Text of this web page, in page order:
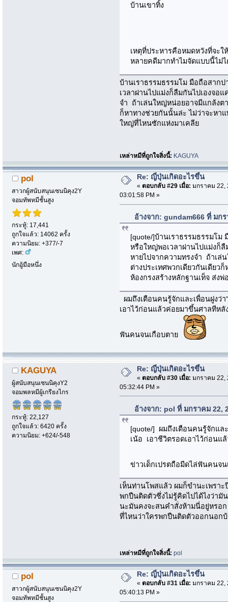
บ้านเขาทิ้ง
เหตุที่ประหารคือหมดหวังที่จะ
หลายคดีมากทำไมจัดแบบนี้ไม่ไ
บ้านเราธรรมธรรมโม มือถือสาก
เวลาผ่านไปแม่งก็ลืมกันไปเองจอ
จำ ถ้าเล่นใหญ่หน่อยอาจมีแกล้งต
ก็หาทางช่วยกันนั้นล่ะ ไม่ว่าจะหา
ใหญ่ที่ไหนซักแห่งมาเคลีย
เหล่าหมีที่ถูกใจสิ่งนี้: KAGUYA
pol
สาวกผู้สนับสนุนเซนนิคุง2Y
จอมทัพหมีชั้นสูง
กระทู้: 17,441
ถูกใจแล้ว: 14062 ครั้ง
ความนิยม: +377/-7
เพศ:
นักอู้มือหนึ่ง
Re: ญี่ปุ่นเกิดอะไรขึ้น
« ตอบกลับ #29 เมื่อ: มกราคม 22,
03:01:58 PM »
อ้างจาก: gundam666 ที่ มก
[quote/]บ้านเราธรรมธรรมโม
หรือใหญ่พอเวลาผ่านไปแม่งก็ลื
หายไปจากความทรงจำ ถ้าเล่
ต่างประเทศพวกเดียวกันเดียว
ห้องกรงสร้างหลักฐานเท็จ ส่ง
ผมถึงเตือนคนรู้จักและเพื่อนฝูงว่
เอาไว้ก่อนแล้วค่อยมาขึ้นศาลทีห
ฟันคนจนเกือบตาย
KAGUYA
ผู้สนับสนุนเซนนิคุงY2
จอมพลหมีผู้เกรียงไกร
กระทู้: 22,127
ถูกใจแล้ว: 6420 ครั้ง
ความนิยม: +624/-548
Re: ญี่ปุ่นเกิดอะไรขึ้น
« ตอบกลับ #30 เมื่อ: มกราคม 22,
05:32:44 PM »
อ้างจาก: pol ที่ มกราคม 22,
[quote/] ผมถึงเตือนคนรู้จักแล
เน้อ เอาชีวิตรอดเอาไว้ก่อน
ข่าวเด็กเปรตถือมีดไล่ฟันคนจ
เห็นท่านโพสแล้ว ผมก็ขำนะเพรา
พกปืนติดตัวซึ่งไม่รู้คิดไปได้ไงว่ามั
นะมันคงจะสนคำสั่งห้ามนี่อยู่หรอ
ที่ไหนว่าใครพกปืนติดตัวออกนอก
เหล่าหมีที่ถูกใจสิ่งนี้:pol
pol
สาวกผู้สนับสนุนเซนนิคุง2Y
จอมทัพหมีชั้นสูง
Re: ญี่ปุ่นเกิดอะไรขึ้น
« ตอบกลับ #31 เมื่อ: มกราคม 22,
05:40:13 PM »